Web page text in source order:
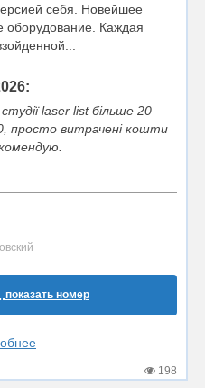
себя. Новейшее
Каждая
laser list більше 20
просто витрачені кошти
показать номер
198